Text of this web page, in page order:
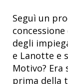
Seguì un
concessione
degli
e Lanotte e
Motivo?
prima della